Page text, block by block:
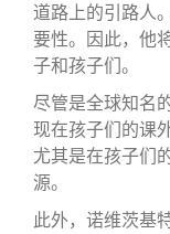
道路上的引路人
要性。因此，他
子和孩子们。
尽管是全球知名
现在孩子们的课
尤其是在孩子们
源。
此外，诺维茨基